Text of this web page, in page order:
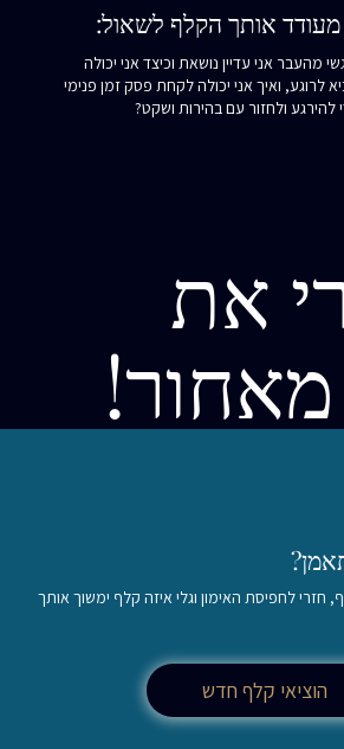
אותך הקלף לשאול:
מהעבר אני עדיין נושאת וכיצד אני יכולה
לרוגע, ואיך אני יכולה לקחת פסק זמן פנימי
ולחזור עם בהירות ושקט?
את
לחפיסת האימון וגלי איזה קלף ימשוך אותך
הוציאי קלף חדש